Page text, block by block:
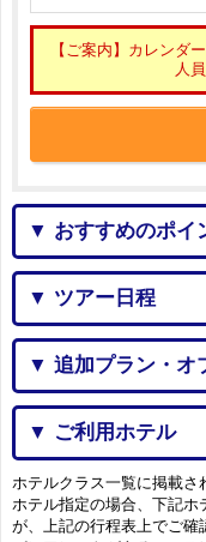
【ご案内】カレンダ
人
▼ おすすめのポイ
▼ ツアー日程
▼ 追加プラン・オ
▼ ご利用ホテル
ホテルクラス一覧に掲載さ
ホテル指定の場合、下記ホ
が、上記の行程表上でご確